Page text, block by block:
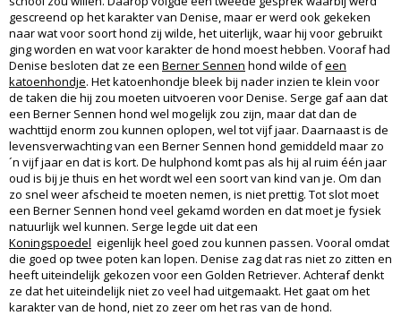
gescreend op het karakter van Denise, maar er werd ook gekeken
naar wat voor soort hond zij wilde, het uiterlijk, waar hij voor gebruikt
ging worden en wat voor karakter de hond moest hebben. Vooraf had
Denise besloten dat ze een Berner Sennen hond wilde ofeen
katoenhondje. Het katoenhondje bleek bij nader inzien te klein voor
de taken die hij zou moeten uitvoeren voor Denise. Serge gaf aan dat
een Berner Sennen hond wel mogelijk zou zijn, maar dat dan de
wachttijd enorm zou kunnen oplopen, wel tot vijf jaar. Daarnaast is de
levensverwachting van een Berner Sennen hond gemiddeld maar zo
´n vijf jaar en dat is kort. De hulphond komt pas als hij al ruim één jaar
oud is bij je thuis en het wordt wel een soort van kind van je. Om dan
zo snel weer afscheid te moeten nemen, is niet prettig. Tot slot moet
een Berner Sennen hond veel gekamd worden en dat moet je fysiek
natuurlijk wel kunnen. Serge legde uit dat een
Koningspoedel eigenlijk heel goed zou kunnen passen. Vooral omdat
die goed op twee poten kan lopen. Denise zag dat ras niet zo zitten en
heeft uiteindelijk gekozen voor een Golden Retriever. Achteraf denkt
ze dat het uiteindelijk niet zo veel had uitgemaakt. Het gaat om het
karakter van de hond, niet zo zeer om het ras van de hond.